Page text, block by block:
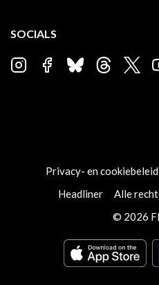
SOCIALS
Privacy- en cookiebeleid
Headliner
Alle
© 2026